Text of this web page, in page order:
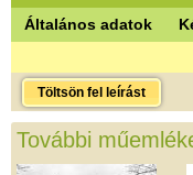
Általános adatok
Töltsön fel leírást
További